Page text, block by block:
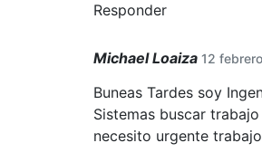
Responder
Michael Loaiza 12
Buneas Tardes soy
Sistemas buscar
necesito urgente trabajo